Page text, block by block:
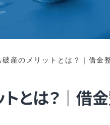
破産のメリットとは？｜借金
とは？｜借